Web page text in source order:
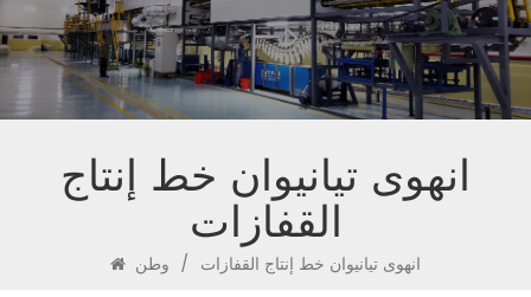
انهوى تيانيوان خط إنتاج
القفازات
وطن / انهوى تيانيوان خط إنتاج القفازات